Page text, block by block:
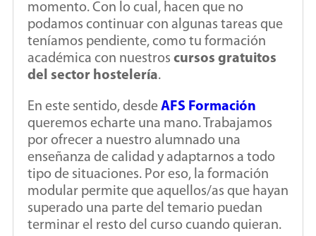
momento. Con lo cual, hacen que no
podamos continuar con algunas tareas que
teníamos pendiente, como tu formación
académica con nuestros cursos gratuitos
del sector hostelería.
En este sentido, desde AFS Formación
queremos echarte una mano. Trabajamos
por ofrecer a nuestro alumnado una
enseñanza de calidad y adaptarnos a todo
tipo de situaciones. Por eso, la formación
modular permite que aquellos/as que hayan
superado una parte del temario puedan
terminar el resto del curso cuando quieran.